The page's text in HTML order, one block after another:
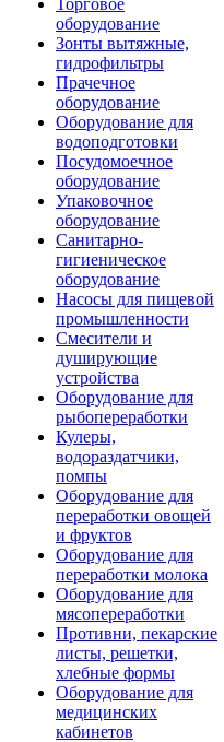
Торговое
оборудование
Зонты вытяжные,
гидрофильтры
Прачечное
оборудование
Оборудование для
водоподготовки
Посудомоечное
оборудование
Упаковочное
оборудование
Санитарно-
гигиеническое
оборудование
Насосы для пищевой
промышленности
Смесители и
душирующие
устройства
Оборудование для
рыбопереработки
Кулеры,
водораздатчики,
помпы
Оборудование для
переработки овощей
и фруктов
Оборудование для
переработки молока
Оборудование для
мясопереработки
Противни, пекарские
листы, решетки,
хлебные формы
Оборудование для
медицинских
кабинетов